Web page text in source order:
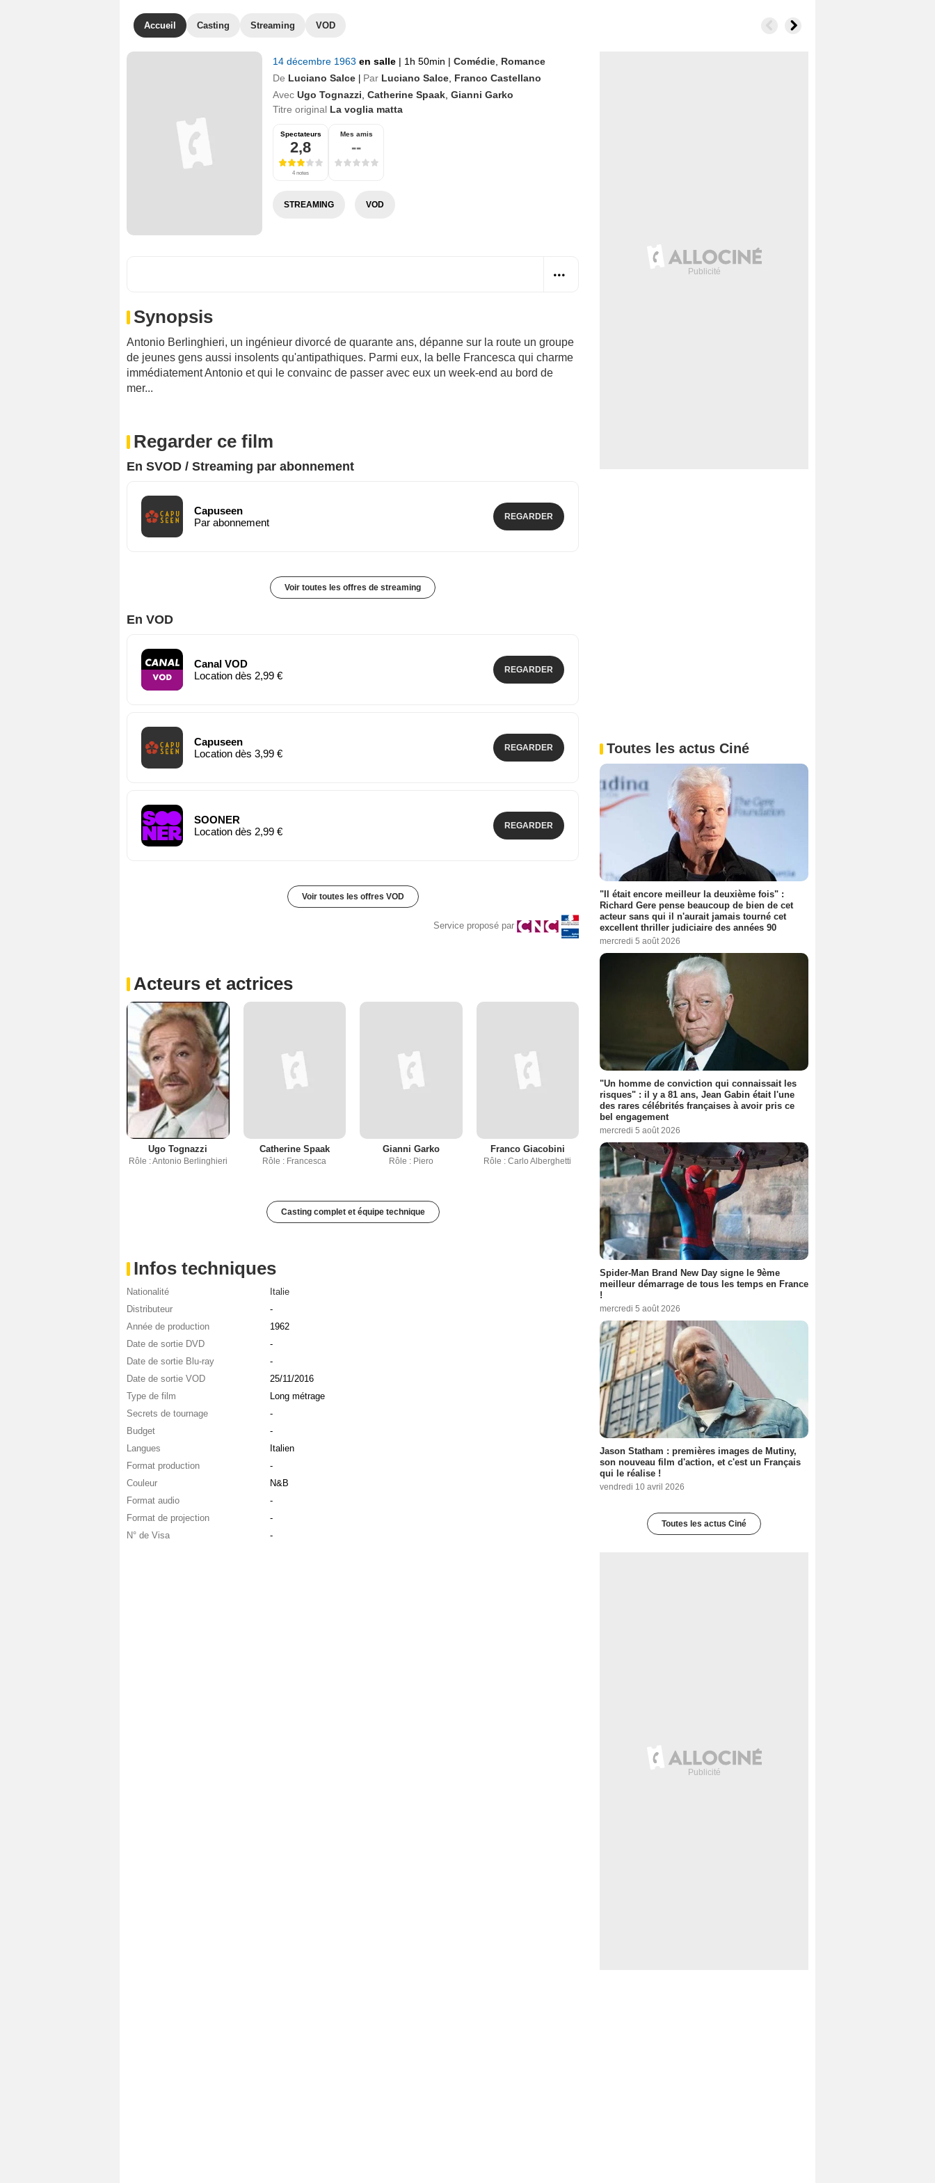
Accueil Casting Streaming VOD
14 décembre 1963 en salle | 1h 50min | Comédie Romance
De Luciano Salce Par Luciano Salce Franco Castellano
Avec Ugo Tognazzi Catherine Spaak Gianni Garko
Titre original La voglia matta
Spectateurs
2,8
4 notes
Mes amis
--
STREAMING VOD
Synopsis
Antonio Berlinghieri, un ingénieur divorcé de quarante ans, dépanne sur la route un groupe
de jeunes gens aussi insolents qu'antipathiques. Parmi eux, la belle Francesca qui charme
immédiatement Antonio et qui le convainc de passer avec eux un week-end au bord de
mer...
Regarder ce film
En SVOD / Streaming par abonnement
Capuseen
Par abonnement
REGARDER
Voir toutes les offres de streaming
En VOD
Canal VOD
Location dès 2,99 €
REGARDER
Capuseen
Location dès 3,99 €
REGARDER
SOONER
Location dès 2,99 €
REGARDER
Voir toutes les offres VOD
Service proposé par
Acteurs et actrices
Ugo Tognazzi
Rôle : Antonio Berlinghieri
Catherine Spaak
Rôle : Francesca
Gianni Garko
Rôle : Piero
Franco Giacobini
Rôle : Carlo Alberghetti
Casting complet et équipe technique
Infos techniques
Nationalité
Italie
Distributeur
-
Année de production
1962
Date de sortie DVD
-
Date de sortie Blu-ray
-
Date de sortie VOD
25/11/2016
Type de film
Long métrage
Secrets de tournage
-
Budget
-
Langues
Italien
Format production
-
Couleur
N&B
Format audio
-
Format de projection
-
N° de Visa
-
Toutes les actus Ciné
"Il était encore meilleur la deuxième fois" :
Richard Gere pense beaucoup de bien de cet
acteur sans qui il n'aurait jamais tourné cet
excellent thriller judiciaire des années 90
mercredi 5 août 2026
"Un homme de conviction qui connaissait les
risques" : il y a 81 ans, Jean Gabin était l'une
des rares célébrités françaises à avoir pris ce
bel engagement
mercredi 5 août 2026
Spider-Man Brand New Day signe le 9ème
meilleur démarrage de tous les temps en France
!
mercredi 5 août 2026
Jason Statham : premières images de Mutiny,
son nouveau film d'action, et c'est un Français
qui le réalise !
vendredi 10 avril 2026
Toutes les actus Ciné